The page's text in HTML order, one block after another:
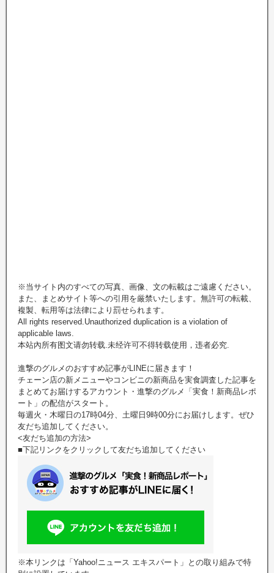
※当サイト内のすべての写真、画像、文の転載はご遠慮ください。
また、まとめサイト等への引用を厳禁いたします。無許可の転載、
複製、転用等は法律により罰せられます。
All rights reserved.Unauthorized duplication is a violation of
applicable laws.
本站內所有图文请勿转载.未经许可不得转载使用，违者必究.
進撃のグルメのおすすめ記事がLINEに届きます！
チェーン店の新メニューやコンビニの新商品を実食調査した記事を
まとめてお届けするアカウント・進撃のグルメ「実食！新商品レポ
ート」の配信がスタート。
毎週火・木曜日の17時04分、土曜日9時00分にお届けします。ぜひ
友だち追加してください。
<友だち追加の方法>
■下記リンクをクリックして友だち追加してください
※本リンクは「Yahoo!ニュース エキスパート」との取り組みで特